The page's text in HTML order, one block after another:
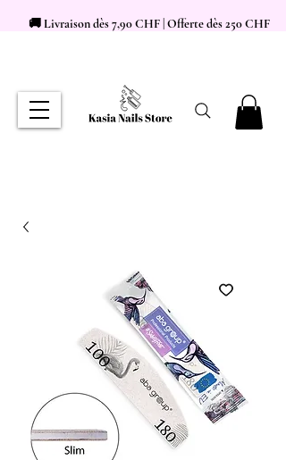
🚚 Livraison dès 7,90 CHF | Offerte dès 250 CHF